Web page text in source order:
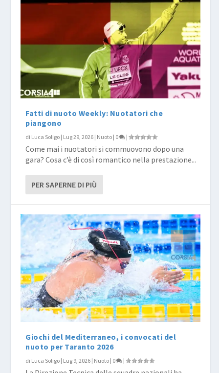
Fatti di nuoto Weekly: Nuotatori che
piangono
di Luca Soligo | Lug 29, 2026 | Nuoto | 0 |
Come mai i nuotatori si commuovono dopo una
gara? Cosa c’è di così romantico nella prestazione...
PER SAPERNE DI PIÙ
Giochi del Mediterraneo, i convocati del
nuoto per Taranto 2026
di Luca Soligo | Lug 9, 2026 | Nuoto | 0 |